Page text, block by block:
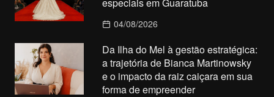
04/08/2026
Da Ilha do Mel à gestão estratégica:
a trajetória de Bianca Martinowsky
e o impacto da raiz caiçara em sua
forma de empreender